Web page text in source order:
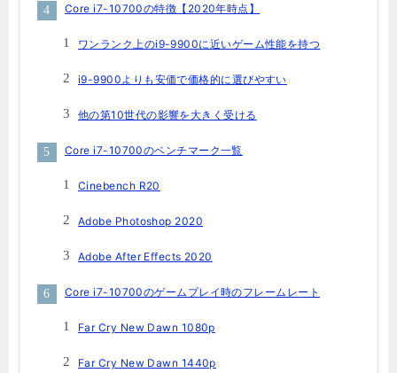
Core i7-10700の特徴【2020年時点】
ワンランク上のi9-9900に近いゲーム性能を持つ
i9-9900よりも安価で価格的に選びやすい
他の第10世代の影響を大きく受ける
Core i7-10700のベンチマーク一覧
Cinebench R20
Adobe Photoshop 2020
Adobe After Effects 2020
Core i7-10700のゲームプレイ時のフレームレート
Far Cry New Dawn 1080p
Far Cry New Dawn 1440p